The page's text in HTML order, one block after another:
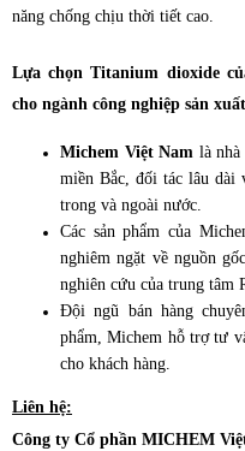
năng chống chịu thời tiết cao.
Lựa chọn Titanium dioxide
cho ngành công nghiệp sản xuất
Michem Việt Nam là nhà
miền Bắc, đối tác lâu dài
trong và ngoài nước.
Các sản phẩm của
nghiêm ngặt về nguồn
nghiên cứu của trung tâm
Đội ngũ bán hàng
phẩm, Michem hỗ trợ tư
cho khách hàng.
Liên hệ:
Công ty Cổ phần MICHEM